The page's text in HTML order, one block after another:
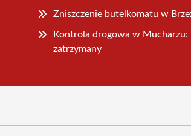
Zniszczenie butelkomatu w
Kontrola drogowa w Mucharzu:
zatrzymany